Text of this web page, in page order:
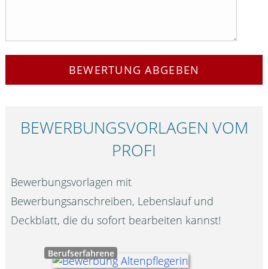
BEWERTUNG ABGEBEN
BEWERBUNGS­VORLAGEN VOM
PROFI
Bewerbungsvorlagen mit
Bewerbungsanschreiben, Lebenslauf und
Deckblatt, die du sofort bearbeiten kannst!
Berufserfahrene